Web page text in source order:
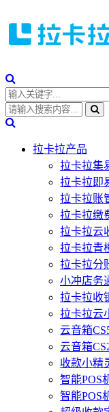
拉卡拉产品
拉卡拉集
拉卡拉即
拉卡拉账
拉卡拉缴
拉卡拉云
拉卡拉青
拉卡拉分
小冲店务
拉卡拉收
拉卡拉云
云音箱
云音箱
收款小精
智能POS
智能POS